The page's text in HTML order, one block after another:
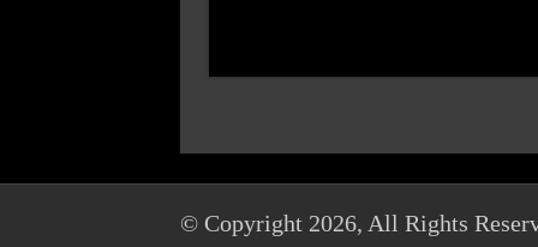
© Copyright 2026, All Rights